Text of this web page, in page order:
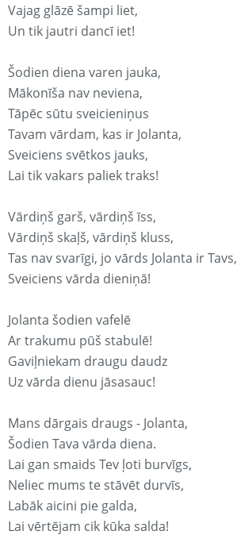
Vajag glāzē šampi liet,
Un tik jautri dancī iet!
Šodien diena varen jauka,
Mākonīša nav neviena,
Tāpēc sūtu sveicieniņus
Tavam vārdam, kas ir Jolanta,
Sveiciens svētkos jauks,
Lai tik vakars paliek traks!
Vārdiņš garš, vārdiņš īss,
Vārdiņš skaļš, vārdiņš kluss,
Tas nav svarīgi, jo vārds Jolanta ir Tavs,
Sveiciens vārda dieniņā!
Jolanta šodien vafelē
Ar trakumu pūš stabulē!
Gaviļniekam draugu daudz
Uz vārda dienu jāsasauc!
Mans dārgais draugs - Jolanta,
Šodien Tava vārda diena.
Lai gan smaids Tev ļoti burvīgs,
Neliec mums te stāvēt durvīs,
Labāk aicini pie galda,
Lai vērtējam cik kūka salda!